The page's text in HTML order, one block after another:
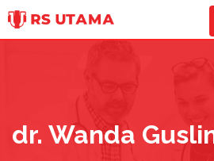
Skip
dr. Wanda